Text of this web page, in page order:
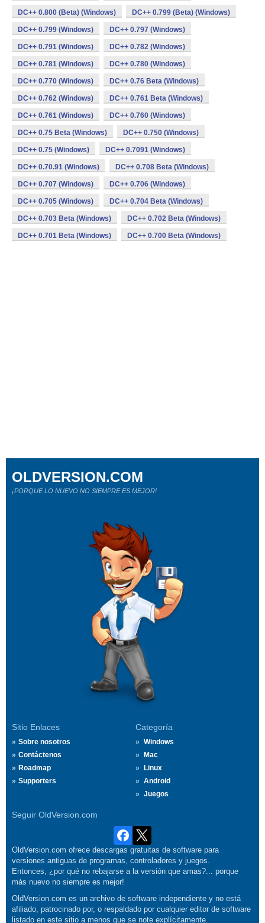
DC++ 0.800 (Beta) (Windows) DC++ 0.799 (Beta) (Windows)
DC++ 0.799 (Windows) DC++ 0.797 (Windows)
DC++ 0.791 (Windows) DC++ 0.782 (Windows)
DC++ 0.781 (Windows) DC++ 0.780 (Windows)
DC++ 0.770 (Windows) DC++ 0.76 Beta (Windows)
DC++ 0.762 (Windows) DC++ 0.761 Beta (Windows)
DC++ 0.761 (Windows) DC++ 0.760 (Windows)
DC++ 0.75 Beta (Windows) DC++ 0.750 (Windows)
DC++ 0.75 (Windows) DC++ 0.7091 (Windows)
DC++ 0.70.91 (Windows) DC++ 0.708 Beta (Windows)
DC++ 0.707 (Windows) DC++ 0.706 (Windows)
DC++ 0.705 (Windows) DC++ 0.704 Beta (Windows)
DC++ 0.703 Beta (Windows) DC++ 0.702 Beta (Windows)
DC++ 0.701 Beta (Windows) DC++ 0.700 Beta (Windows)
Sitio Enlaces
Sobre nosotros
Contáctenos
Roadmap
Supporters
Categoría
Windows
Mac
Linux
Android
Juegos
Seguir OldVersion.com
OLDVERSION.COM
¡PORQUE LO NUEVO NO SIEMPRE ES MEJOR!
OldVersion.com ofrece descargas gratuitas de software para
versiones antiguas de programas, controladores y juegos.
Entonces, ¿por qué no rebajarse a la versión que amas?... porque
más nuevo no siempre es mejor!
OldVersion.com es un archivo de software independiente y no está
afiliado, patrocinado por, o respaldado por cualquier editor de software
listado en este sitio a menos que se note explícitamente.